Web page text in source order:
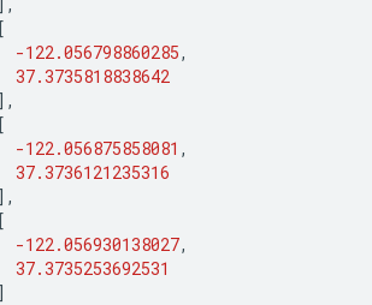
[
-122.056798860285,
37.3735818838642
],
[
-122.056875858081 ,
37.3736121235316
],
[
-122.056930138027,
37.3735253692531
]